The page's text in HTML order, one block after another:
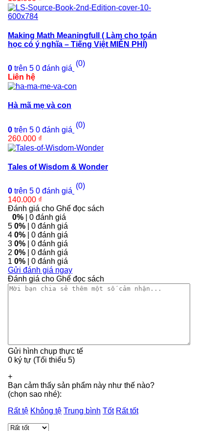
Making Math Meaningfull ( Làm cho toán
học có ý nghĩa – Tiếng Việt MIỄN PHÍ)
0 trên 5 0 đánh giá
(0)
Liên hệ
Hà mã mẹ và con
0 trên 5 0 đánh giá
(0)
260.000 ₫
Tales of Wisdom & Wonder
0 trên 5 0 đánh giá
(0)
140.000 ₫
Đánh giá cho Ghế đọc sách
0% | 0 đánh giá
5 0% | 0 đánh giá
4 0% | 0 đánh giá
3 0% | 0 đánh giá
2 0% | 0 đánh giá
1 0% | 0 đánh giá
Gửi đánh giá ngay
Đánh giá cho Ghế đọc sách
Gửi hình chụp thực tế
0 ký tự (Tối thiểu 5)
+
Bạn cảm thấy sản phẩm này như thế nào?
(chọn sao nhé):
Rất tệ Không tệ Trung bình Tốt Rất tốt